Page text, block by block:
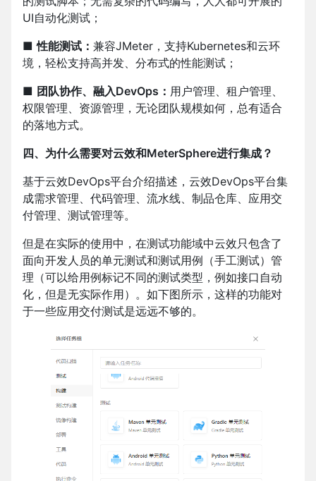
UI自动化测试；
■性能测试： 兼容JMeter，支持Kubernetes和云环
境，轻松支持高并发、分布式的性能测试；
■ 团队协作、融入DevOps： 用户管理、租户管理、
权限管理、资源管理，无论团队规模如何，总有适合
的落地方式。
四、为什么需要对云效和MeterSphere进行集成？
基于云效DevOps平台介绍描述，云效DevOps平台集
成需求管理、代码管理、流水线、制品仓库、应用交
付管理、测试管理等。
但是在实际的使用中，在测试功能域中云效只包含了
面向开发人员的单元测试和测试用例（手工测试）管
理（可以给用例标记不同的测试类型，例如接口自动
化，但是无实际作用）。如下图所示，这样的功能对
于一些应用交付测试是远远不够的。